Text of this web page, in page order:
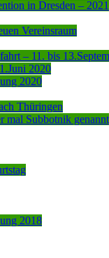
in Dresden – 2021
Vereinsraum
– 11. bis
2020
2020
Thüringen
mal Subbotnik genannt
2018